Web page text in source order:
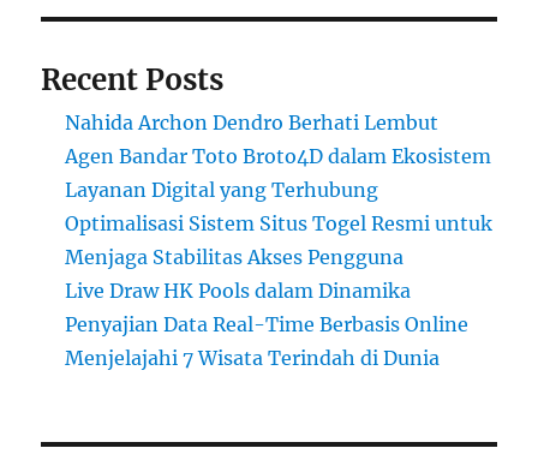
Recent Posts
Nahida Archon Dendro Berhati Lembut
Agen Bandar Toto Broto4D dalam Ekosistem
Layanan Digital yang Terhubung
Optimalisasi Sistem Situs Togel Resmi untuk
Menjaga Stabilitas Akses Pengguna
Live Draw HK Pools dalam Dinamika
Penyajian Data Real-Time Berbasis Online
Menjelajahi 7 Wisata Terindah di Dunia